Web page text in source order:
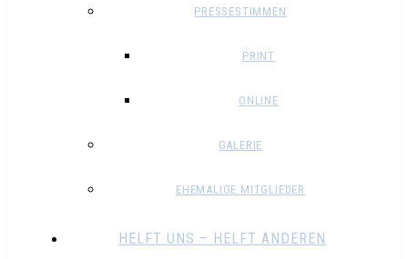
PRESSESTIMMEN
PRINT
ONLINE
GALERIE
EHEMALIGE MITGLIEDER
HELFT UNS – HELFT ANDEREN